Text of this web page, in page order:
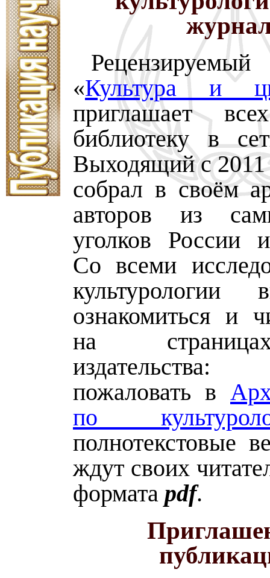
«Культура и
приглашает
библиотеку в
Выходящий с 2011
собрал в своём
авторов из
уголков России
Со всеми
ознакомиться и
на
пожаловать в
по
полнотекстовые
ждут своих
формата pdf.